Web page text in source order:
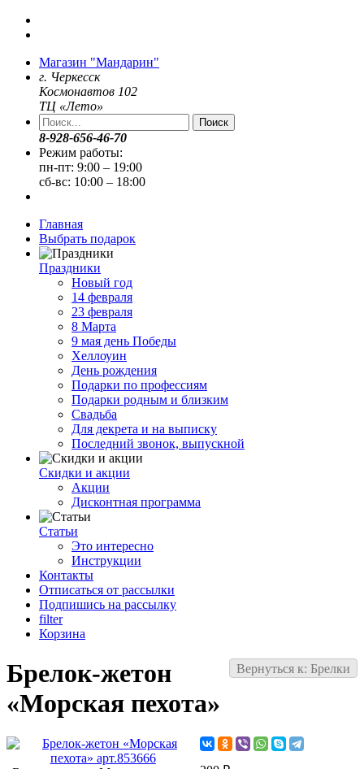
Магазин "Мандарин"
г. Черкесск
Космонавтов 102
ТЦ «Лето»
Поиск
8-928-656-46-70
Режим работы:
пн-пт: 9:00 – 19:00
сб-вс: 10:00 – 18:00
Главная
Выбрать подарок
Праздники
Новый год
14 февраля
23 февраля
8 Марта
9 мая день Победы
Хеллоуин
День рождения
Подарки по профессиям
Подарки родным и близким
Свадьба
Для декрета и на выписку
Последний звонок, выпускной
Скидки и акции
Акции
Дисконтная программа
Статьи
Это интересно
Инструкции
Контакты
Отписаться от рассылки
Подпишись на рассылку
filter
Корзина
Вернуться к: Брелки
Брелок-жетон
«Морская пехота»